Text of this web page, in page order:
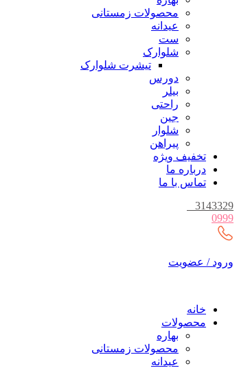
محصولات زمستانی
عیدانه
ست
شلوارک
تیشرت شلوارک
دورس
بیلر
راحتی
جین
شلوار
پیراهن
تخفیف ویژه
درباره ما
تماس با ما
3143329
0999
ورود / عضویت
خانه
محصولات
بهاره
محصولات زمستانی
عیدانه